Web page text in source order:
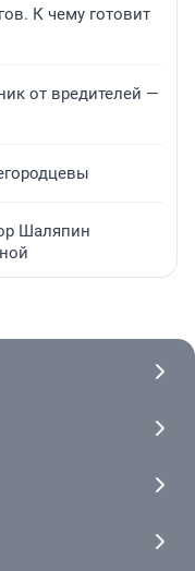
К чему готовит
от вредителей —
Шаляпин